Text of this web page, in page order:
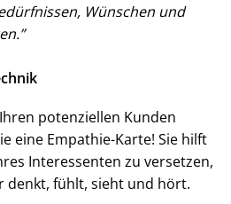
Wünschen und
potenziellen Kunden
eine Empathie-Karte! Sie hilft
Interessenten zu versetzen,
denkt, fühlt, sieht und hört.